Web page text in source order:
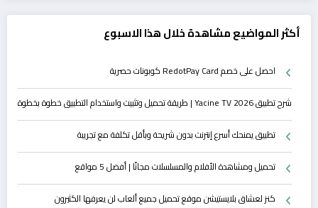
أكثر المواضيع مشاهدة خلال هذا الاسبوع
احصل على خصم RedotPay Card كوبونات حصرية
شرح تطبيق Yacine TV 2026 | طريقة تحميل وتثبيت واستخدام التطبيق خطوة بخطوة
تطبيق يمنحك أسرع إنترنت بدون شريحة وبأقل تكلفة مع تجريبة
تحميل ومشاهدة الأفلام والمسلسلات مجانًا | أفضل 5 مواقع
كنز لعشاق بلايستيشن موقع تحميل جميع ألعاب لن يعرفها الكثيرون